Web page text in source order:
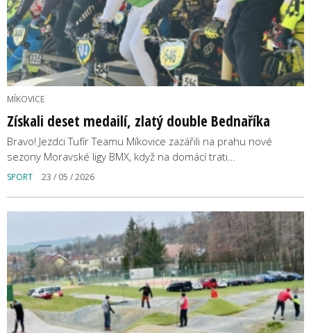
MÍKOVICE
Získali deset medailí, zlatý double Bednaříka
Bravo! Jezdci Tufír Teamu Míkovice zazářili na prahu nové
sezony Moravské ligy BMX, když na domácí trati…
SPORT 23 / 05 / 2026